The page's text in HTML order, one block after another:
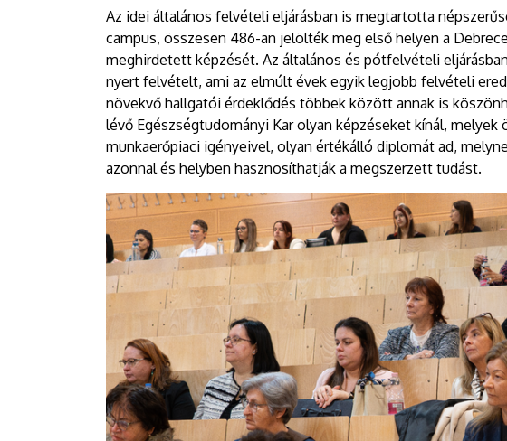
Az idei általános felvételi eljárásban is megtartotta
campus, összesen 486-an jelölték meg első helyen a
meghirdetett képzését. Az általános és pótfelvételi
nyert felvételt, ami az elmúlt évek egyik legjobb felvételi
növekvő hallgatói érdeklődés többek között annak is
lévő Egészségtudományi Kar olyan képzéseket kínál, melyek
munkaerőpiaci igényeivel, olyan értékálló diplomát ad,
azonnal és helyben hasznosíthatják a megszerzett tudást.